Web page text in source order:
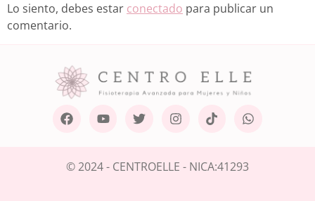
Lo siento, debes estar conectado para publicar un
comentario.
© 2024 - CENTROELLE - NICA:41293